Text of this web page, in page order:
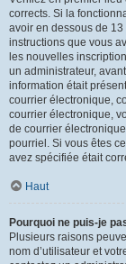
corrects. Si la
avoir en dessous de
instructions que vous
les nouvelles
un administrateur,
information était
courrier électronique,
courrier électronique,
de courrier
pourriel. Si vous êtes
avez spécifiée était
Haut
Pourquoi ne puis-je
Plusieurs raisons
nom d’utilisateur et